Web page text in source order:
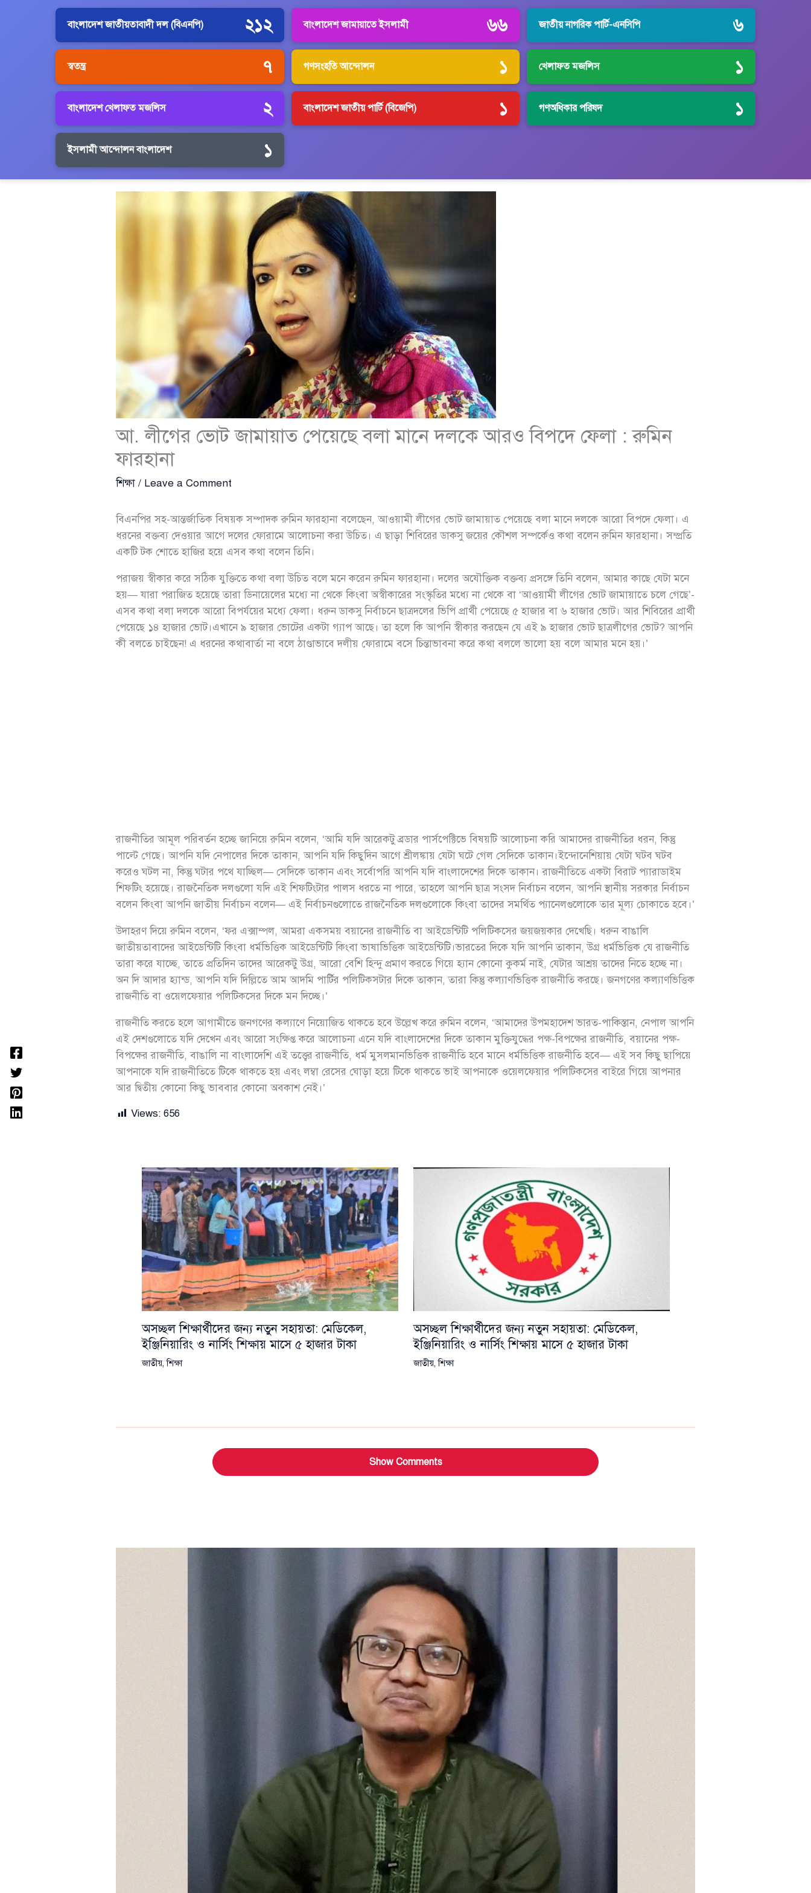
বাংলাদেশ জাতীয়তাবাদী দল (বিএনপি) ২১২ বাংলাদেশ জামায়াতে ইসলামী ৬৬ জাতীয় নাগরিক পার্টি-এনসিপি ৬
স্বতন্ত্র ৭ গণসংহতি আন্দোলন ১ খেলাফত মজলিস ১
বাংলাদেশ খেলাফত মজলিস ২ বাংলাদেশ জাতীয় পার্টি (বিজেপি) ১ গণঅধিকার পরিষদ ১
ইসলামী আন্দোলন বাংলাদেশ ১
আ. লীগের ভোট জামায়াত পেয়েছে বলা মানে দলকে আরও বিপদে ফেলা : রুমিন
ফারহানা
শিক্ষা / Leave a Comment
বিএনপির সহ-আন্তর্জাতিক বিষয়ক সম্পাদক রুমিন ফারহানা বলেছেন, আওয়ামী লীগের ভোট জামায়াত পেয়েছে বলা মানে দলকে আরো বিপদে ফেলা। এ
ধরনের বক্তব্য দেওয়ার আগে দলের ফোরামে আলোচনা করা উচিত। এ ছাড়া শিবিরের ডাকসু জয়ের কৌশল সম্পর্কেও কথা বলেন রুমিন ফারহানা। সম্প্রতি
একটি টক শোতে হাজির হয়ে এসব কথা বলেন তিনি।
পরাজয় স্বীকার করে সঠিক যুক্তিতে কথা বলা উচিত বলে মনে করেন রুমিন ফারহানা। দলের অযৌক্তিক বক্তব্য প্রসঙ্গে তিনি বলেন, আমার কাছে যেটা মনে
হয়— যারা পরাজিত হয়েছে তারা ডিনায়েলের মধ্যে না থেকে কিংবা অস্বীকারের সংস্কৃতির মধ্যে না থেকে বা ‘আওয়ামী লীগের ভোট জামায়াতে চলে গেছে’-
এসব কথা বলা দলকে আরো বিপর্যয়ের মধ্যে ফেলা। ধরুন ডাকসু নির্বাচনে ছাত্রদলের ভিপি প্রার্থী পেয়েছে ৫ হাজার বা ৬ হাজার ভোট। আর শিবিরের প্রার্থী
পেয়েছে ১৪ হাজার ভোট।এখানে ৯ হাজার ভোটের একটা গ্যাপ আছে। তা হলে কি আপনি স্বীকার করছেন যে এই ৯ হাজার ভোট ছাত্রলীগের ভোট? আপনি
কী বলতে চাইছেন! এ ধরনের কথাবার্তা না বলে ঠাণ্ডাভাবে দলীয় ফোরামে বসে চিন্তাভাবনা করে কথা বললে ভালো হয় বলে আমার মনে হয়।’
রাজনীতির আমূল পরিবর্তন হচ্ছে জানিয়ে রুমিন বলেন, ‘আমি যদি আরেকটু ব্রডার পার্সপেক্টিভে বিষয়টি আলোচনা করি আমাদের রাজনীতির ধরন, কিন্তু
পাল্টে গেছে। আপনি যদি নেপালের দিকে তাকান, আপনি যদি কিছুদিন আগে শ্রীলঙ্কায় যেটা ঘটে গেল সেদিকে তাকান।ইন্দোনেশিয়ায় যেটা ঘটব ঘটব
করেও ঘটল না, কিন্তু ঘটার পথে যাচ্ছিল— সেদিকে তাকান এবং সর্বোপরি আপনি যদি বাংলাদেশের দিকে তাকান। রাজনীতিতে একটা বিরাট প্যারাডাইম
শিফটিং হয়েছে। রাজনৈতিক দলগুলো যদি এই শিফটিংটার পালস ধরতে না পারে, তাহলে আপনি ছাত্র সংসদ নির্বাচন বলেন, আপনি স্থানীয় সরকার নির্বাচন
বলেন কিংবা আপনি জাতীয় নির্বাচন বলেন— এই নির্বাচনগুলোতে রাজনৈতিক দলগুলোকে কিংবা তাদের সমর্থিত প্যানেলগুলোকে তার মূল্য চোকাতে হবে।’
উদাহরণ দিয়ে রুমিন বলেন, ‘ফর এক্সাম্পল, আমরা একসময় বয়ানের রাজনীতি বা আইডেন্টিটি পলিটিকসের জয়জয়কার দেখেছি। ধরুন বাঙালি
জাতীয়তাবাদের আইডেন্টিটি কিংবা ধর্মভিত্তিক আইডেন্টিটি কিংবা ভাষাভিত্তিক আইডেন্টিটি।ভারতের দিকে যদি আপনি তাকান, উগ্র ধর্মভিত্তিক যে রাজনীতি
তারা করে যাচ্ছে, তাতে প্রতিদিন তাদের আরেকটু উগ্র, আরো বেশি হিন্দু প্রমাণ করতে গিয়ে হ্যান কোনো কুকর্ম নাই, যেটার আশ্রয় তাদের নিতে হচ্ছে না।
অন দি আদার হ্যান্ড, আপনি যদি দিল্লিতে আম আদমি পার্টির পলিটিকসটার দিকে তাকান, তারা কিন্তু কল্যাণভিত্তিক রাজনীতি করছে। জনগণের কল্যাণভিত্তিক
রাজনীতি বা ওয়েলফেয়ার পলিটিকসের দিকে মন দিচ্ছে।’
রাজনীতি করতে হলে আগামীতে জনগণের কল্যাণে নিয়োজিত থাকতে হবে উল্লেখ করে রুমিন বলেন, ‘আমাদের উপমহাদেশ ভারত-পাকিস্তান, নেপাল আপনি
এই দেশগুলোতে যদি দেখেন এবং আরো সংক্ষিপ্ত করে আলোচনা এনে যদি বাংলাদেশের দিকে তাকান মুক্তিযুদ্ধের পক্ষ-বিপক্ষের রাজনীতি, বয়ানের পক্ষ-
বিপক্ষের রাজনীতি, বাঙালি না বাংলাদেশি এই তত্ত্বের রাজনীতি, ধর্ম মুসলমানভিত্তিক রাজনীতি হবে মানে ধর্মভিত্তিক রাজনীতি হবে— এই সব কিছু ছাপিয়ে
আপনাকে যদি রাজনীতিতে টিকে থাকতে হয় এবং লম্বা রেসের ঘোড়া হয়ে টিকে থাকতে ভাই আপনাকে ওয়েলফেয়ার পলিটিকসের বাইরে গিয়ে আপনার
আর দ্বিতীয় কোনো কিছু ভাববার কোনো অবকাশ নেই।’
Views: 656
অসচ্ছল শিক্ষার্থীদের জন্য নতুন সহায়তা: মেডিকেল,
ইঞ্জিনিয়ারিং ও নার্সিং শিক্ষায় মাসে ৫ হাজার টাকা
জাতীয়,শিক্ষা
অসচ্ছল শিক্ষার্থীদের জন্য নতুন সহায়তা: মেডিকেল,
ইঞ্জিনিয়ারিং ও নার্সিং শিক্ষায় মাসে ৫ হাজার টাকা
জাতীয়,শিক্ষা
Show Comments